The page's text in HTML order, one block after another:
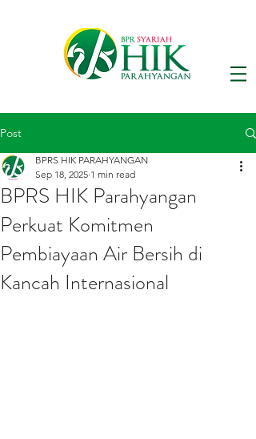
Post
BPRS HIK Parahyangan
Perkuat Komitmen
Pembiayaan Air Bersih di
Kancah Internasional
BPRS HIK PARAHYANGAN
Sep 18, 2025 1 min read